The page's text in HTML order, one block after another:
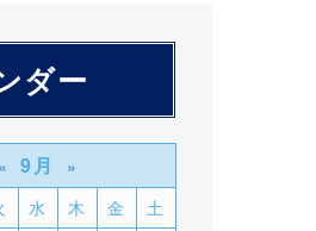
ダー
« 9月
»
水 木 金
土